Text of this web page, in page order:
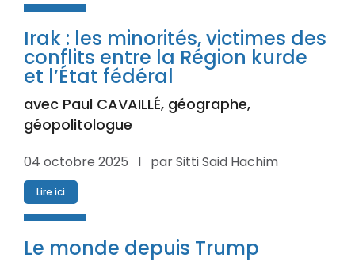
Irak : les minorités, victimes des
conflits entre la Région kurde
et l’État fédéral
avec Paul CAVAILLÉ, géographe,
géopolitologue
04 octobre 2025 l par Sitti Said Hachim
Lire ici
Le monde depuis Trump